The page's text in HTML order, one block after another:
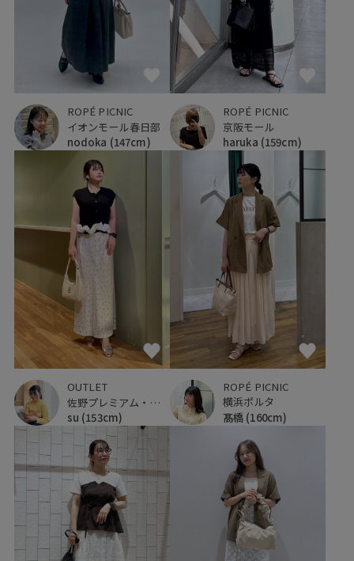
ROPÉ PICNIC
イオンモール春日部
nodoka (147cm)
ROPÉ PICNIC
京阪モール
haruka (159cm)
OUTLET
佐野プレミアム・アウトレット
su (153cm)
ROPÉ PICNIC
横浜ポルタ
髙橋 (160cm)